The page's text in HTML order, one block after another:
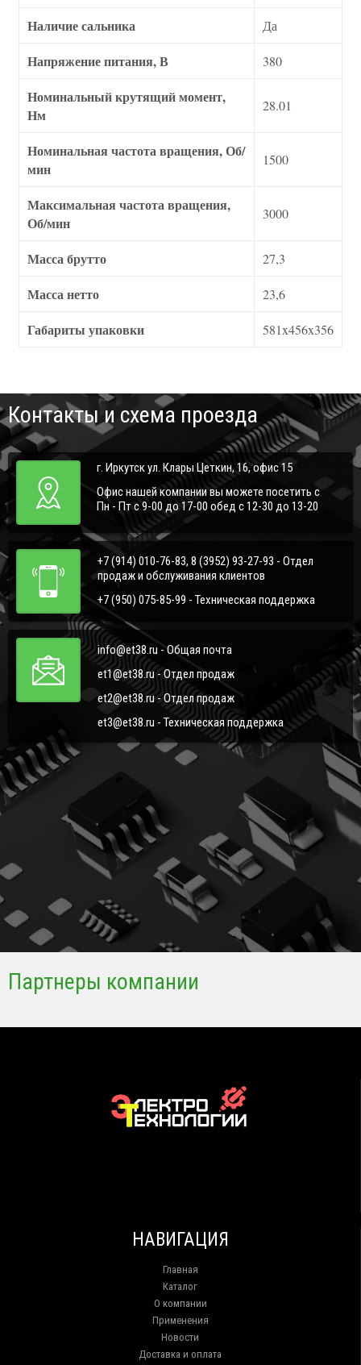
Наличие сальника Да
Напряжение питания, В 380
Номинальный крутящий момент,
Нм
28.01
Номинальная частота вращения, Об/
мин
1500
Максимальная частота вращения,
Об/мин
3000
Масса брутто 27,3
Масса нетто 23,6
Габариты упаковки 581x456x356
Контакты и схема проезда
г. Иркутск ул. Клары Цеткин, 16, офис 15
Офис нашей компании вы можете посетить с
Пн - Пт с 9-00 до 17-00 обед с 12-30 до 13-20
+7 (914) 010-76-83, 8 (3952) 93-27-93 - Отдел
продаж и обслуживания клиентов
+7 (950) 075-85-99 - Техническая поддержка
info@et38.ru - Общая почта
et1@et38.ru - Отдел продаж
et2@et38.ru - Отдел продаж
et3@et38.ru - Техническая поддержка
Партнеры компании
НАВИГАЦИЯ
Главная
Каталог
О компании
Применения
Новости
Доставка и оплата